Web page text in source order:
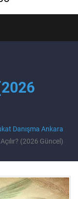
Danışma Ankara
(2026 Güncel)